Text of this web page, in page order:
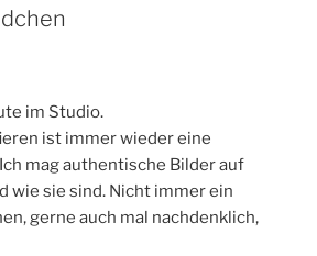
im Studio.
ist immer wieder eine
mag authentische Bilder auf
wie sie sind. Nicht immer ein
gerne auch mal nachdenklich,